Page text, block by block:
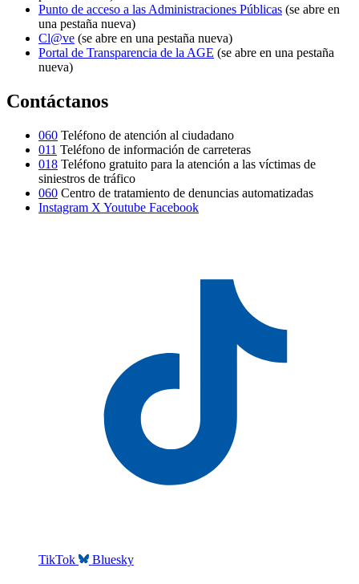
Punto de acceso a las Administraciones Públicas (se abre en
una pestaña nueva)
Cl@ve (se abre en una pestaña nueva)
Portal de Transparencia de la AGE (se abre en una pestaña
nueva)
Contáctanos
060 Teléfono de atención al ciudadano
011 Teléfono de información de carreteras
018 Teléfono gratuito para la atención a las víctimas de
siniestros de tráfico
060 Centro de tratamiento de denuncias automatizadas
Instagram X Youtube Facebook
TikTok Bluesky